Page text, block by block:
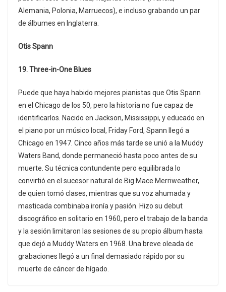
Alemania, Polonia, Marruecos), e incluso grabando un par
de álbumes en Inglaterra.
Otis Spann
19. Three-in-One Blues
Puede que haya habido mejores pianistas que Otis Spann
en el Chicago de los 50, pero la historia no fue capaz de
identificarlos. Nacido en Jackson, Mississippi, y educado en
el piano por un músico local, Friday Ford, Spann llegó a
Chicago en 1947. Cinco años más tarde se unió a la Muddy
Waters Band, donde permaneció hasta poco antes de su
muerte. Su técnica contundente pero equilibrada lo
convirtió en el sucesor natural de Big Mace Merriweather,
de quien tomó clases, mientras que su voz ahumada y
masticada combinaba ironía y pasión. Hizo su debut
discográfico en solitario en 1960, pero el trabajo de la banda
y la sesión limitaron las sesiones de su propio álbum hasta
que dejó a Muddy Waters en 1968. Una breve oleada de
grabaciones llegó a un final demasiado rápido por su
muerte de cáncer de hígado.